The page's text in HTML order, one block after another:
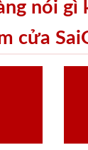
nói gì
cửa